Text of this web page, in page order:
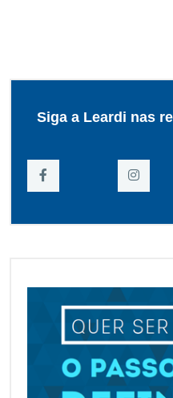
Siga a Leardi nas